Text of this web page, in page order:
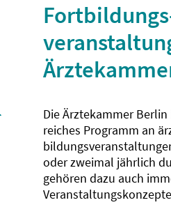
Die Ärztekammer
reiches Programm an
oder zweimal jährlich
gehören dazu auch